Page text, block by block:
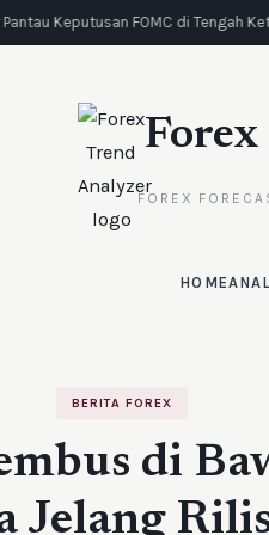
Keputusan FOMC di Tengah
FOREX
HOME
BERITA FOREX
di
Jelang